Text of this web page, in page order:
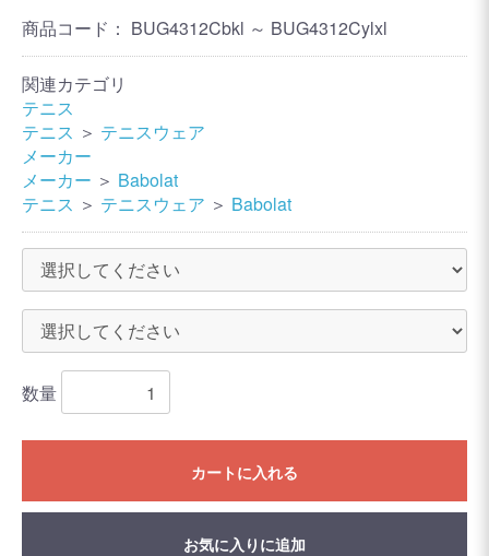
商品コード： BUG4312Cbkl ～ BUG4312Cylxl
関連カテゴリ
テニス
テニス ＞ テニスウェア
メーカー
メーカー ＞ Babolat
テニス ＞ テニスウェア ＞ Babolat
数量
カートに入れる
お気に入りに追加